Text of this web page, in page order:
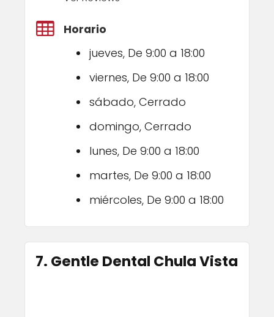
Horario
jueves, De 9:00 a 18:00
viernes, De 9:00 a 18:00
sábado, Cerrado
domingo, Cerrado
lunes, De 9:00 a 18:00
martes, De 9:00 a 18:00
miércoles, De 9:00 a 18:00
7. Gentle Dental Chula Vista